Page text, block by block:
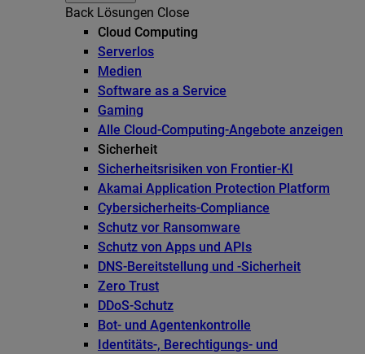
Back Lösungen Close
Cloud Computing
Serverlos
Medien
Software as a Service
Gaming
Alle Cloud-Computing-Angebote anzeigen
Sicherheit
Sicherheitsrisiken von Frontier-KI
Akamai Application Protection Platform
Cybersicherheits-Compliance
Schutz vor Ransomware
Schutz von Apps und APIs
DNS-Bereitstellung und -Sicherheit
Zero Trust
DDoS-Schutz
Bot- und Agentenkontrolle
Identitäts-, Berechtigungs- und